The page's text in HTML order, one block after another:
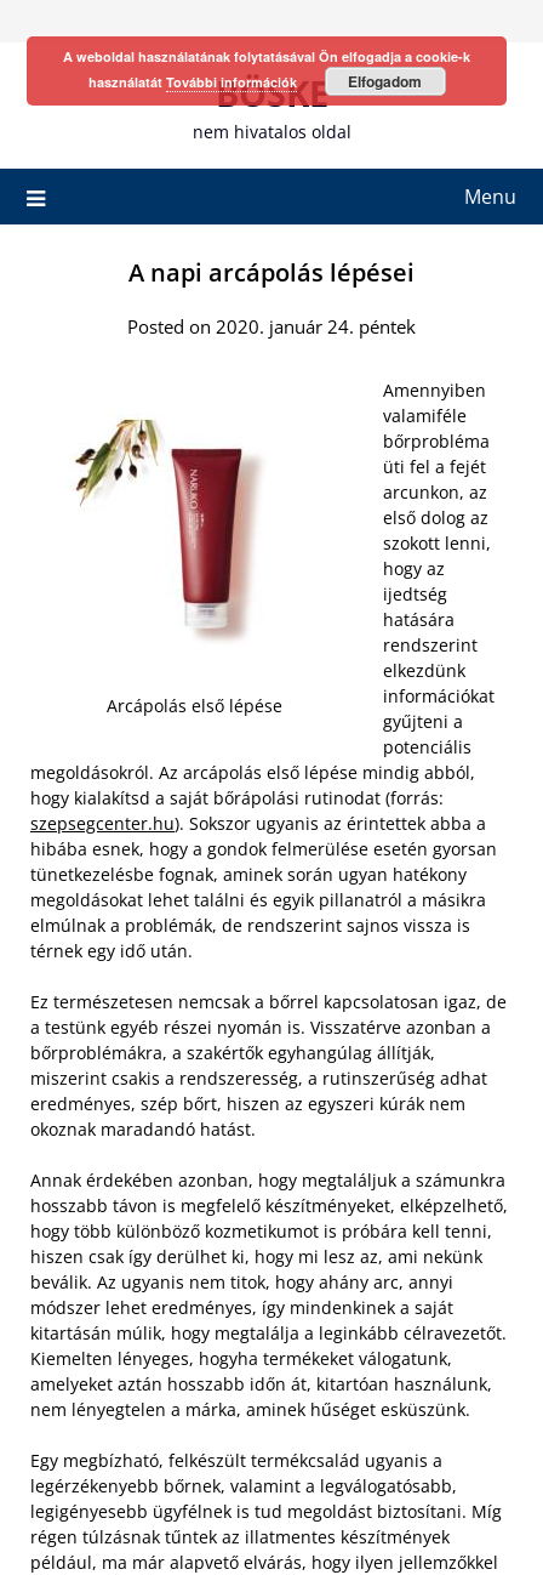
BÖSKE
nem hivatalos oldal
Menu
A napi arcápolás lépései
Posted on 2020. január 24. péntek
Arcápolás első lépése
Amennyiben
valamiféle
bőrprobléma
üti fel a fejét
arcunkon, az
első dolog az
szokott lenni,
hogy az
ijedtség
hatására
rendszerint
elkezdünk
információkat
gyűjteni a
potenciális
megoldásokról. Az arcápolás első lépése mindig abból,
hogy kialakítsd a saját bőrápolási rutinodat (forrás:
szepsegcenter.hu). Sokszor ugyanis az érintettek abba a
hibába esnek, hogy a gondok felmerülése esetén gyorsan
tünetkezelésbe fognak, aminek során ugyan hatékony
megoldásokat lehet találni és egyik pillanatról a másikra
elmúlnak a problémák, de rendszerint sajnos vissza is
térnek egy idő után.
Ez természetesen nemcsak a bőrrel kapcsolatosan igaz, de
a testünk egyéb részei nyomán is. Visszatérve azonban a
bőrproblémákra, a szakértők egyhangúlag állítják,
miszerint csakis a rendszeresség, a rutinszerűség adhat
eredményes, szép bőrt, hiszen az egyszeri kúrák nem
okoznak maradandó hatást.
Annak érdekében azonban, hogy megtaláljuk a számunkra
hosszabb távon is megfelelő készítményeket, elképzelhető,
hogy több különböző kozmetikumot is próbára kell tenni,
hiszen csak így derülhet ki, hogy mi lesz az, ami nekünk
beválik. Az ugyanis nem titok, hogy ahány arc, annyi
módszer lehet eredményes, így mindenkinek a saját
kitartásán múlik, hogy megtalálja a leginkább célravezetőt.
Kiemelten lényeges, hogyha termékeket válogatunk,
amelyeket aztán hosszabb időn át, kitartóan használunk,
nem lényegtelen a márka, aminek hűséget esküszünk.
Egy megbízható, felkészült termékcsalád ugyanis a
legérzékenyebb bőrnek, valamint a legválogatósabb,
legigényesebb ügyfélnek is tud megoldást biztosítani. Míg
régen túlzásnak tűntek az illatmentes készítmények
például, ma már alapvető elvárás, hogy ilyen jellemzőkkel
A weboldal használatának folytatásával Ön elfogadja a cookie-k
használatát További információk Elfogadom